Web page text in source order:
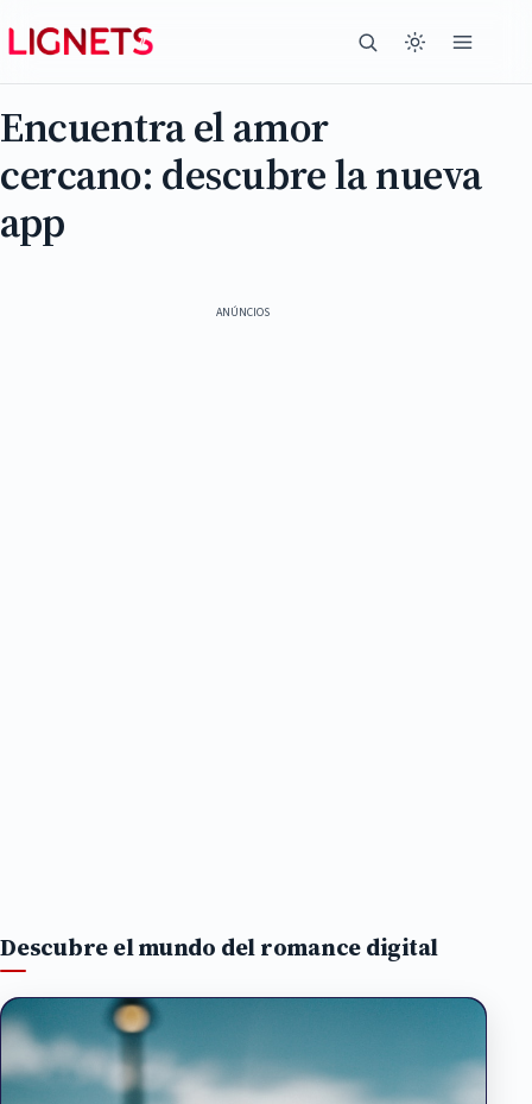
Encuentra el amor
cercano: descubre la nueva
app
ANÚNCIOS
Descubre el mundo del romance digital